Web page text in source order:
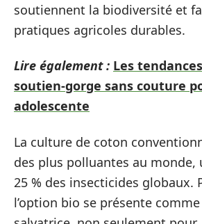
soutiennent la biodiversité et
pratiques agricoles durables.
Lire également : Les
soutien-gorge sans couture
adolescente
La culture de coton
des plus polluantes au
25 % des insecticides globaux.
l’option bio se présente